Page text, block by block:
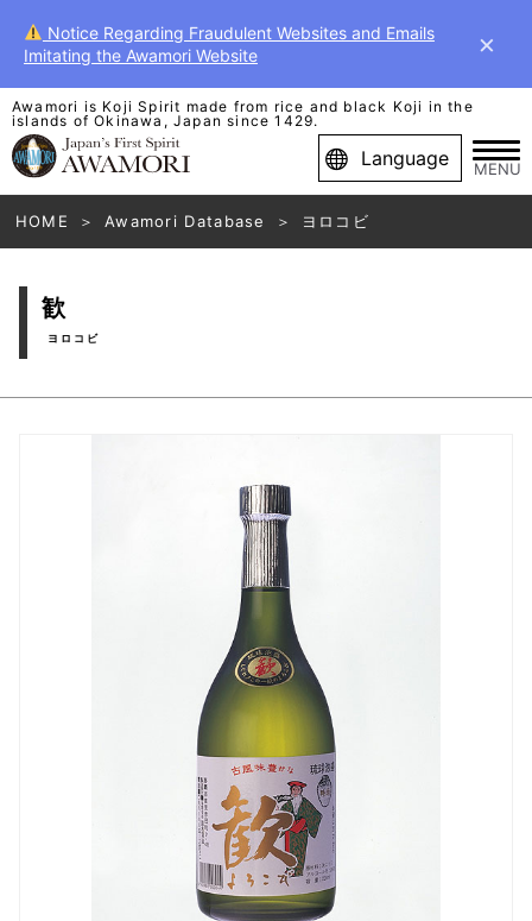
Notice Regarding Fraudulent Websites and Emails
Imitating the Awamori Website
×
Awamori is Koji Spirit made from rice and black Koji in the
islands of Okinawa, Japan since 1429.
Language MENU
HOME Awamori Database ヨロコビ
歓
ヨロコビ